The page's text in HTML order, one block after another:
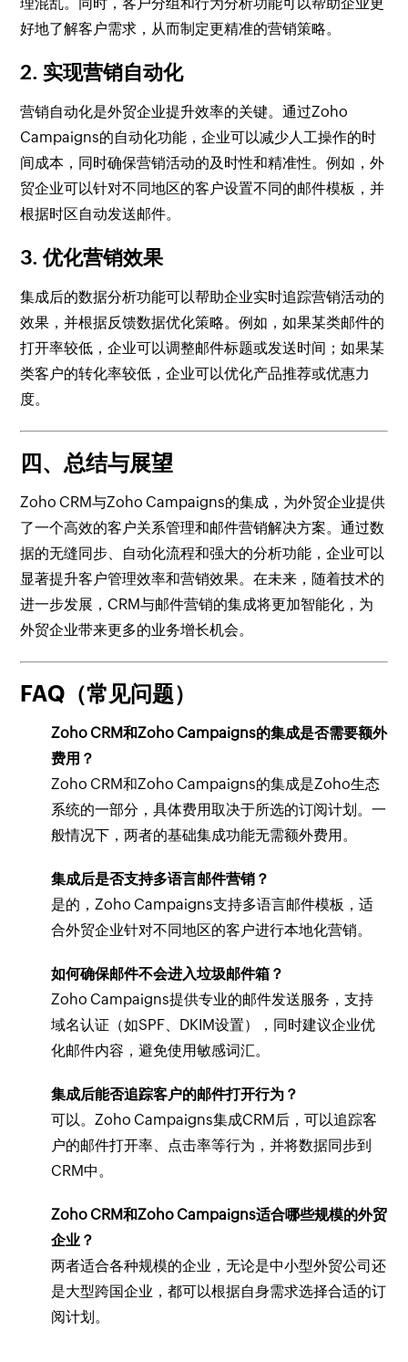
好地了解客户需求，从而制定更精准的营销策略。
2. 实现营销自动化
营销自动化是外贸企业提升效率的关键。通过Zoho
Campaigns的自动化功能，企业可以减少人工操作的时
间成本，同时确保营销活动的及时性和精准性。例如，外
贸企业可以针对不同地区的客户设置不同的邮件模板，并
根据时区自动发送邮件。
3. 优化营销效果
集成后的数据分析功能可以帮助企业实时追踪营销活动的
效果，并根据反馈数据优化策略。例如，如果某类邮件的
打开率较低，企业可以调整邮件标题或发送时间；如果某
类客户的转化率较低，企业可以优化产品推荐或优惠力
度。
四、总结与展望
Zoho CRM与Zoho Campaigns的集成，为外贸企业提供
了一个高效的客户关系管理和邮件营销解决方案。通过数
据的无缝同步、自动化流程和强大的分析功能，企业可以
显著提升客户管理效率和营销效果。在未来，随着技术的
进一步发展，CRM与邮件营销的集成将更加智能化，为
外贸企业带来更多的业务增长机会。
FAQ（常见问题）
Zoho CRM和Zoho Campaigns的集成是否需要额外
费用？
Zoho CRM和Zoho Campaigns的集成是Zoho生态
系统的一部分，具体费用取决于所选的订阅计划。一
般情况下，两者的基础集成功能无需额外费用。
集成后是否支持多语言邮件营销？
是的，Zoho Campaigns支持多语言邮件模板，适
合外贸企业针对不同地区的客户进行本地化营销。
如何确保邮件不会进入垃圾邮件箱？
Zoho Campaigns提供专业的邮件发送服务，支持
域名认证（如SPF、DKIM设置），同时建议企业优
化邮件内容，避免使用敏感词汇。
集成后能否追踪客户的邮件打开行为？
可以。Zoho Campaigns集成CRM后，可以追踪客
户的邮件打开率、点击率等行为，并将数据同步到
CRM中。
Zoho CRM和Zoho Campaigns适合哪些规模的外贸
企业？
两者适合各种规模的企业，无论是中小型外贸公司还
是大型跨国企业，都可以根据自身需求选择合适的订
阅计划。